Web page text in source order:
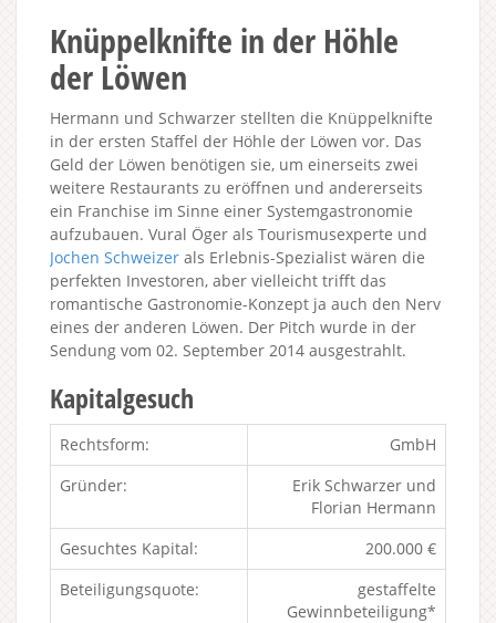
Knüppelknifte in der Höhle
der Löwen
Hermann und Schwarzer stellten die Knüppelknifte
in der ersten Staffel der Höhle der Löwen vor. Das
Geld der Löwen benötigen sie, um einerseits zwei
weitere Restaurants zu eröffnen und andererseits
ein Franchise im Sinne einer Systemgastronomie
aufzubauen. Vural Öger als Tourismusexperte und
Jochen Schweizer als Erlebnis-Spezialist wären die
perfekten Investoren, aber vielleicht trifft das
romantische Gastronomie-Konzept ja auch den Nerv
eines der anderen Löwen. Der Pitch wurde in der
Sendung vom 02. September 2014 ausgestrahlt.
Kapitalgesuch
Rechtsform:
GmbH
Gründer:
Erik Schwarzer und
Florian Hermann
Gesuchtes Kapital:
200.000 €
Beteiligungsquote:
gestaffelte
Gewinnbeteiligung*